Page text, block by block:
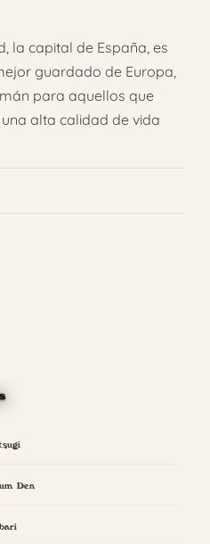
la capital de España, es
guardado de Europa,
para aquellos que
alta calidad de vida
Den